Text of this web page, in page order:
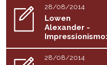
28/08/2014
Lowen
Alexander -
Impressionismo:
la sua visione
e...
28/08/2014